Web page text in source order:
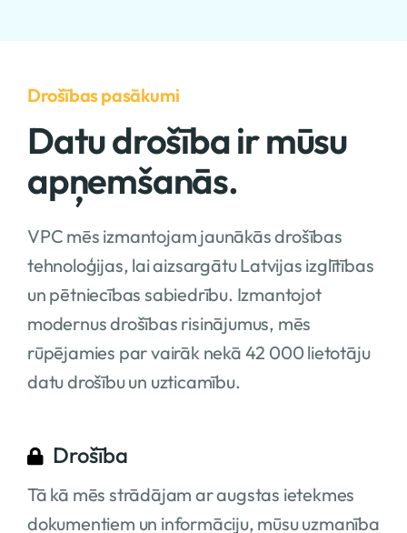
Drošības pasākumi
Datu drošība ir mūsu
apņemšanās.
VPC mēs izmantojam jaunākās drošības
tehnoloģijas, lai aizsargātu Latvijas izglītības
un pētniecības sabiedrību. Izmantojot
modernus drošības risinājumus, mēs
rūpējamies par vairāk nekā 42 000 lietotāju
datu drošību un uzticamību.
Drošība
Tā kā mēs strādājam ar augstas ietekmes
dokumentiem un informāciju, mūsu uzmanība